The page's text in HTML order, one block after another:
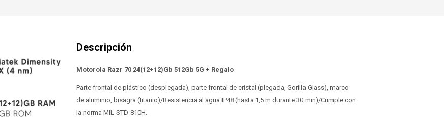
Motorola Razr 70 24(12+12)Gb 512Gb 5G + Regalo
Parte frontal de plástico (desplegada), parte frontal de cristal (plegada, Gorilla Glass), marco
de aluminio, bisagra (titanio)/Resistencia al agua IP48 (hasta 1,5 m durante 30 min)/Cumple con
la norma MIL-STD-810H.